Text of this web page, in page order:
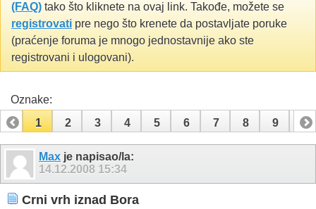
(FAQ) tako što kliknete na ovaj link. Takođe, možete se
registrovati pre nego što krenete da postavljate poruke
(praćenje foruma je mnogo jednostavnije ako ste
registrovani i ulogovani).
Oznake:
1
2 3 4 5 6 7 8 9 10
11 12
Max je napisao/la:
14.12.2008 15:34
Crni vrh iznad Bora